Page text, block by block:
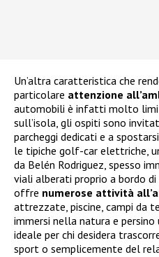
Un’altra caratteristica che
particolare attenzione
automobili è infatti molto
sull’isola, gli ospiti sono
parcheggi dedicati e a
le tipiche golf-car elettriche,
da Belén Rodriguez, spesso
viali alberati proprio a bordo di
offre numerose attività
attrezzate, piscine, campi da
immersi nella natura e
ideale per chi desidera
sport o semplicemente del